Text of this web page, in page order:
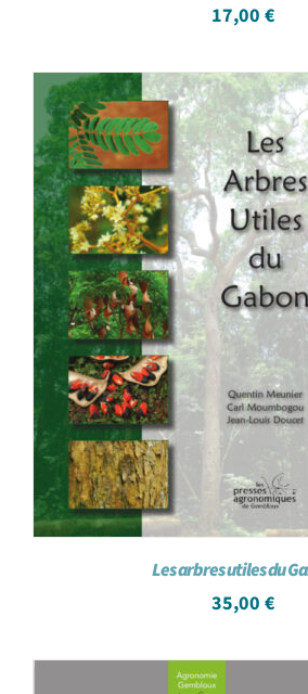
17,00 €
Les arbres utiles du
35,00 €